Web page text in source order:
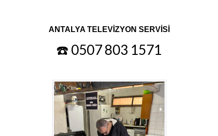
ANTALYA TELEVİZYON SERVİSİ
☎️ 0507 803 1571